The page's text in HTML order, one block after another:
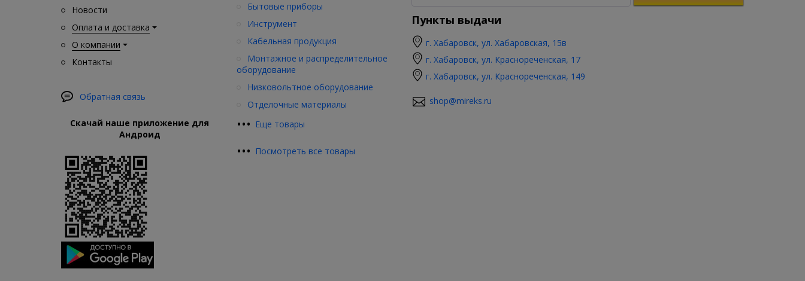
Новости
Оплата и доставка
О компании
Контакты
Обратная связь
Скачай наше приложение для
Андроид
••• Еще товары
Бытовые приборы
Инструмент
Кабельная продукция
Монтажное и распределительное
оборудование
Низковольтное оборудование
Отделочные материалы
••• Посмотреть все товары
Пункты выдачи
г. Хабаровск, ул. Хабаровская, 15в
г. Хабаровск, ул. Краснореченская, 17
г. Хабаровск, ул. Краснореченская, 149
shop@mireks.ru